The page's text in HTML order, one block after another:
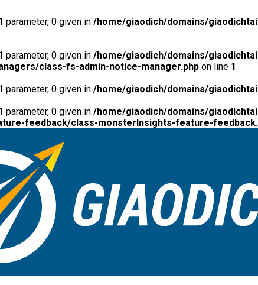
parameter, 0 given in /home/giaodich/domains/
parameter, 0 given in /home/giaodich/domains/
class-fs-admin-notice-manager.php on line 1
parameter, 0 given in /home/giaodich/domains/
parameter, 0 given in /home/giaodich/domains/
feedback/class-monsterInsights-feature-